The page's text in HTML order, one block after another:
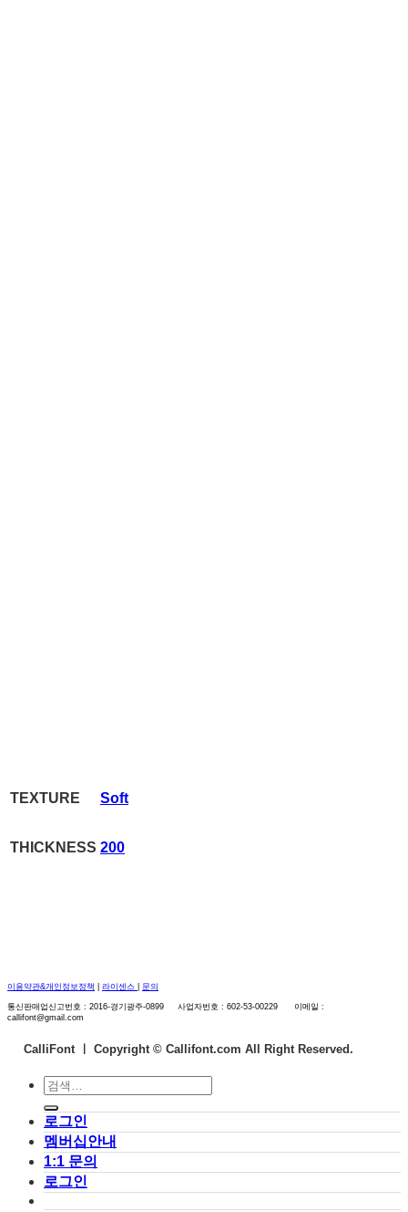
TEXTURE Soft
THICKNESS 200
이용약관&개인정보정책 라이센스 문의
통신판매업신고번호 : 2016-경기광주-0899 사업자번호 : 602-53-00229 이메일 :
callifont@gmail.com
CalliFont ㅣ Copyright © Callifont.com All Right Reserved.
검
색:
로그인
멤버십안내
1:1 문의
로그인